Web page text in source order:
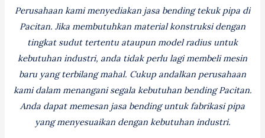
Perusahaan kami menyediakan jasa bending tekuk pipa di
Pacitan. Jika membutuhkan material konstruksi dengan
tingkat sudut tertentu ataupun model radius untuk
kebutuhan industri, anda tidak perlu lagi membeli mesin
baru yang terbilang mahal. Cukup andalkan perusahaan
kami dalam menangani segala kebutuhan bending Pacitan.
Anda dapat memesan jasa bending untuk fabrikasi pipa
yang menyesuaikan dengan kebutuhan industri.